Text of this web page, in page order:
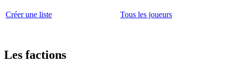
Créer une liste Tous les joueurs
Les factions